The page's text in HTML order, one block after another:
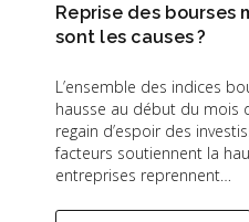
Reprise des bourses
sont les causes ?
L’ensemble des indices
hausse au début du mois
regain d’espoir des
facteurs soutiennent la
entreprises reprennent…